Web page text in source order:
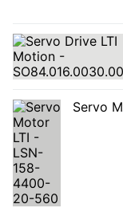
Servo